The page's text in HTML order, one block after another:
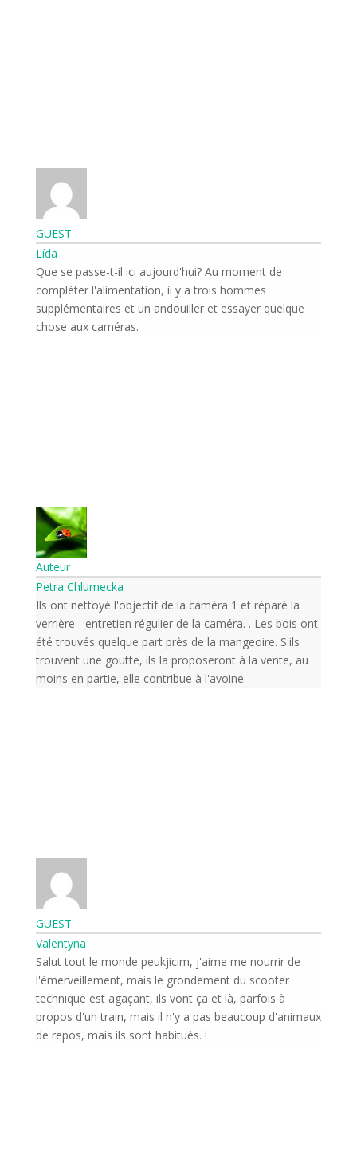
GUEST
Lída
Que se passe-t-il ici aujourd'hui? Au moment de
compléter l'alimentation, il y a trois hommes
supplémentaires et un andouiller et essayer quelque
chose aux caméras.
Auteur
Petra Chlumecka
Ils ont nettoyé l'objectif de la caméra 1 et réparé la
verrière - entretien régulier de la caméra. . Les bois ont
été trouvés quelque part près de la mangeoire. S'ils
trouvent une goutte, ils la proposeront à la vente, au
moins en partie, elle contribue à l'avoine.
GUEST
Valentyna
Salut tout le monde peukjicim, j'aime me nourrir de
l'émerveillement, mais le grondement du scooter
technique est agaçant, ils vont ça et là, parfois à
propos d'un train, mais il n'y a pas beaucoup d'animaux
de repos, mais ils sont habitués. !